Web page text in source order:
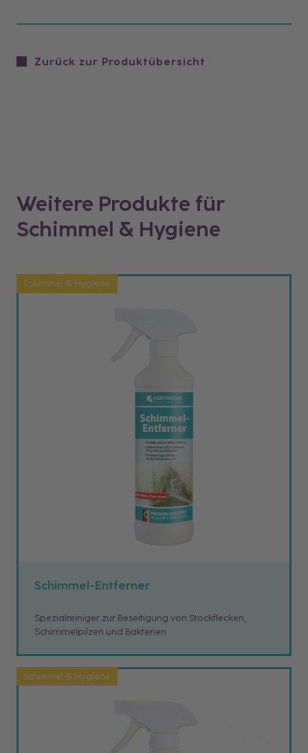
Zurück zur Produktübersicht
Weitere Produkte für
Schimmel & Hygiene
Schimmel & Hygiene
Schimmel-Entferner
Spezialreiniger zur Beseitigung von Stockflecken,
Schimmelpilzen und Bakterien
Schimmel & Hygiene